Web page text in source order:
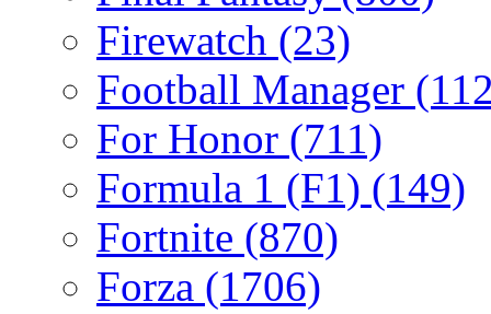
Firewatch (23)
Football Manager
For Honor (711)
Formula 1 (F1) (149)
Fortnite (870)
Forza (1706)